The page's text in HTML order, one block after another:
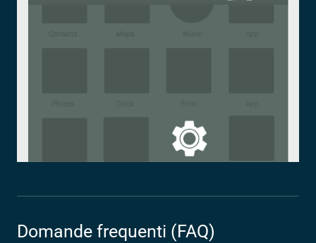
Domande frequenti (FAQ)